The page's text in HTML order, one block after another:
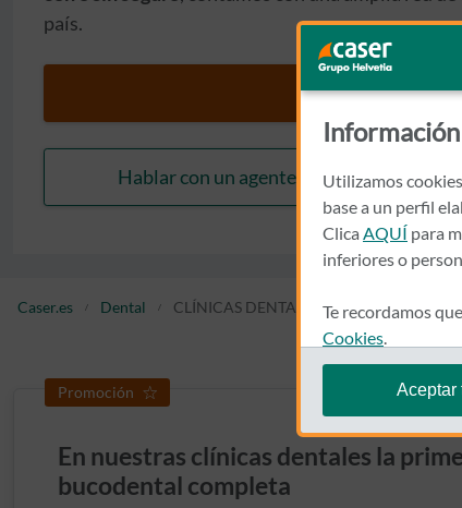
país.
Calcula tu precio
Hablar con un agente
Caser.es Dental CLÍNICAS DENTALES
Promoción
En nuestras clínicas dentales la
bucodental completa
Utilizamos
base a un perfil
Clica AQUÍ para
inferiores o
Te recordamos
Cookies.
Aceptar